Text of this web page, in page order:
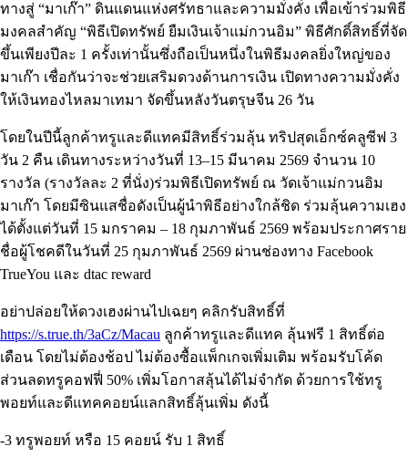
ทางสู่ “มาเก๊า” ดินแดนแห่งศรัทธาและความมั่งคั่ง เพื่อเข้าร่วมพิธี
มงคลสำคัญ “พิธีเปิดทรัพย์ ยืมเงินเจ้าแม่กวนอิม” พิธีศักดิ์สิทธิ์ที่จัด
ขึ้นเพียงปีละ 1 ครั้งเท่านั้นซึ่งถือเป็นหนึ่งในพิธีมงคลยิ่งใหญ่ของ
มาเก๊า เชื่อกันว่าจะช่วยเสริมดวงด้านการเงิน เปิดทางความมั่งคั่ง
ให้เงินทองไหลมาเทมา จัดขึ้นหลังวันตรุษจีน 26 วัน
โดยในปีนี้ลูกค้าทรูและดีแทคมีสิทธิ์ร่วมลุ้น ทริปสุดเอ็กซ์คลูซีฟ 3
วัน 2 คืน เดินทางระหว่างวันที่ 13–15 มีนาคม 2569 จำนวน 10
รางวัล (รางวัลละ 2 ที่นั่ง)ร่วมพิธีเปิดทรัพย์ ณ วัดเจ้าแม่กวนอิม
มาเก๊า โดยมีซินแสชื่อดังเป็นผู้นำพิธีอย่างใกล้ชิด ร่วมลุ้นความเฮง
ได้ตั้งแต่วันที่ 15 มกราคม – 18 กุมภาพันธ์ 2569 พร้อมประกาศราย
ชื่อผู้โชคดีในวันที่ 25 กุมภาพันธ์ 2569 ผ่านช่องทาง Facebook
TrueYou และ dtac reward
อย่าปล่อยให้ดวงเฮงผ่านไปเฉยๆ คลิกรับสิทธิ์ที่
https://s.true.th/3aCz/Macau ลูกค้าทรูและดีแทค ลุ้นฟรี 1 สิทธิ์ต่อ
เดือน โดยไม่ต้องช้อป ไม่ต้องซื้อแพ็กเกจเพิ่มเติม พร้อมรับโค้ด
ส่วนลดทรูคอฟฟี่ 50% เพิ่มโอกาสลุ้นได้ไม่จำกัด ด้วยการใช้ทรู
พอยท์และดีแทคคอยน์แลกสิทธิ์ลุ้นเพิ่ม ดังนี้
-3 ทรูพอยท์ หรือ 15 คอยน์ รับ 1 สิทธิ์